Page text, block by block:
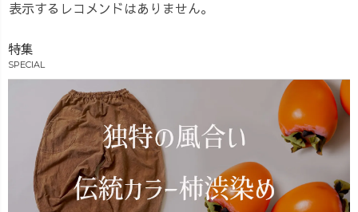
表示するレコメンドはありません。
特集
SPECIAL